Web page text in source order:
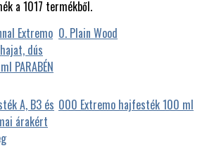
a 1017 termékből.
Extremo
dús
PARABÉN
0. Plain Wood
A, B3 és
árakért
000 Extremo hajfesték 100 ml